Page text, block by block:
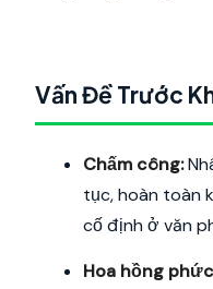
Vấn Đề Trước
Chấm công:
tục, hoàn toàn
cố định ở văn
Hoa hồng